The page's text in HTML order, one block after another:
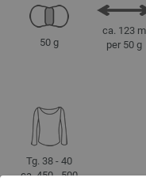
50 g
ca. 123 m
per 50 g
Tg. 38 - 40
ca. 450 - 500